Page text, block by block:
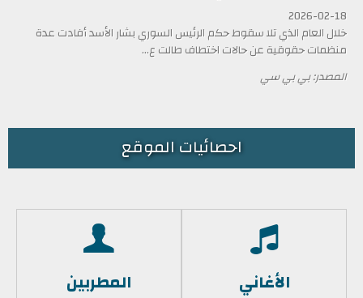
2026-02-18
خلال العام الذي تلا سقوط حكم الرئيس السوري بشار الأسد أفادت عدة
منظمات حقوقية عن حالات اختطاف طالت ع...
المصدر: بي بي سي
احصائيات الموقع
الأغاني المطربين